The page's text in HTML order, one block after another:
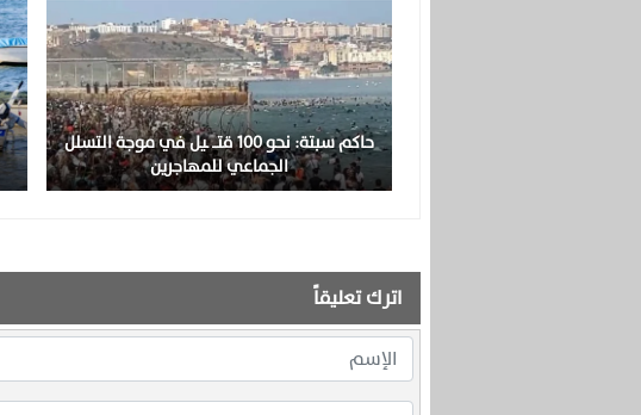
حاكم سبتة: نحو 100 قتــ ـيل في موجة التسلل
الجماعي للمهاجرين
اترك تعليقاً